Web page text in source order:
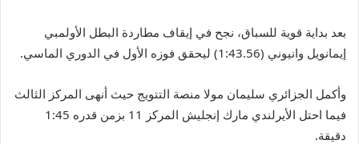
بعد بداية قوية للسباق، نجح في إيقاف مطاردة البطل الأولمبي
إيمانويل وانيوني (1:43.56) ليحقق فوزه الأول في الدوري الماسي.
وأكمل الجزائري سليمان مولا منصة التتويج حيث أنهى المركز الثالث
فيما احتل الأيرلندي مارك إنجليش المركز 11 بزمن قدره 1:45
دقيقة.